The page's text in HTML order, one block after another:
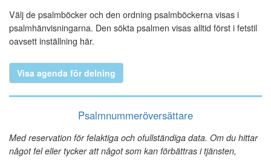
Välj de psalmböcker och den ordning psalmböckerna visas i
psalmhänvisningarna. Den sökta psalmen visas alltid först i fetstil
oavsett inställning här.
Visa agenda för delning
Psalmnummeröversättare
Med reservation för felaktiga och ofullständiga data. Om du hittar
något fel eller tycker att något som kan förbättras i tjänsten,